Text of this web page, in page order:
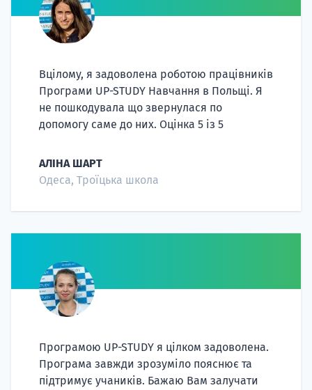
Вцілому, я задоволена роботою працівників
Програми UP-STUDY Навчання в Польщі. Я
не пошкодувала що звернулася по
допомогу саме до них. Оцінка 5 із 5
АЛІНА ШАРТ
Одеса, Троїцька школа
Програмою UP-STUDY я цілком задоволена.
Програма завжди зрозуміло пояснює та
підтримує учаників. Бажаю Вам залучати